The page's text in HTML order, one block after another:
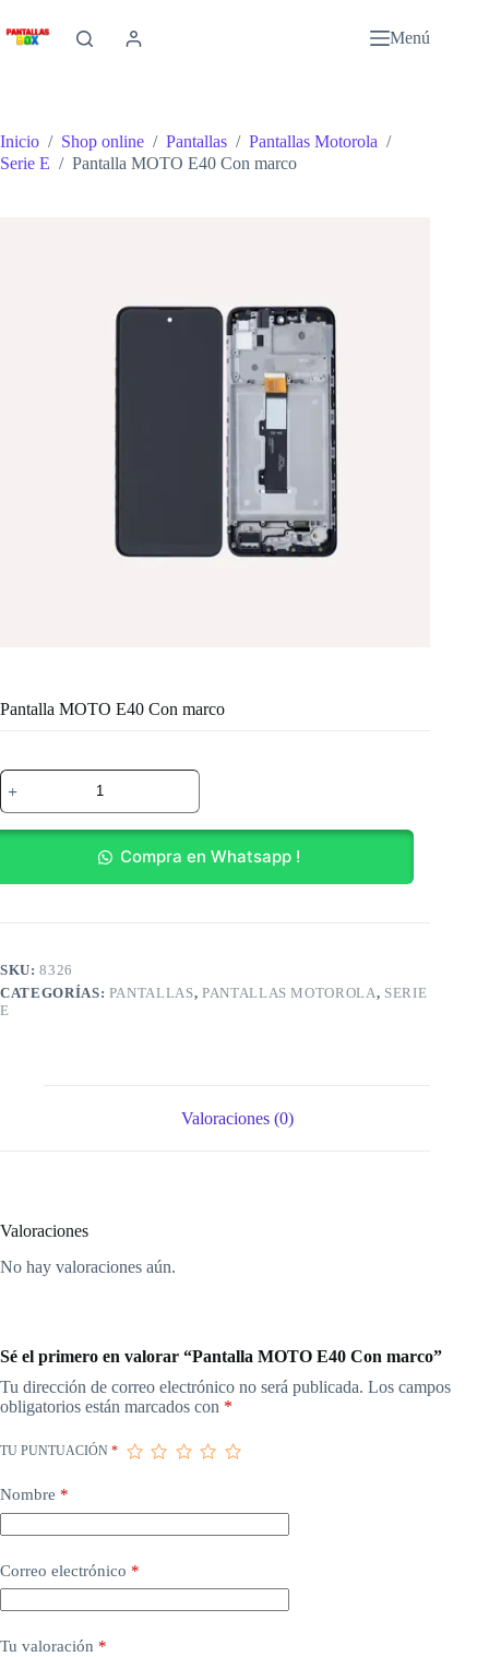
al
contenido
Menú
Inicio / Shop online / Pantallas / Pantallas Motorola /
Serie E / Pantalla MOTO E40 Con marco
Pantalla MOTO E40 Con marco
Pantalla
MOTO
E40
Con
Compra en Whatsapp !
SKU:8326
CATEGORÍAS: PANTALLAS, PANTALLAS MOTOROLA, SERIE
E
Valoraciones (0)
Valoraciones
No hay valoraciones aún.
Sé el primero en valorar “Pantalla MOTO E40 Con marco”
Tu dirección de correo electrónico no será publicada. Los campos
obligatorios están marcados con *
TU PUNTUACIÓN *
Nombre *
Correo electrónico *
Tu valoración *